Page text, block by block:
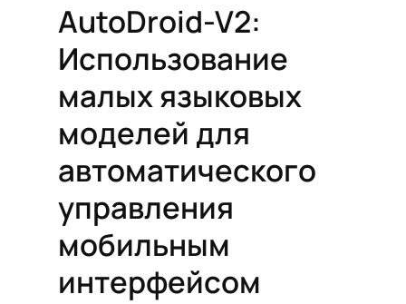
AutoDroid-V2:
Использование
малых языковых
моделей для
автоматического
управления
мобильным
интерфейсом